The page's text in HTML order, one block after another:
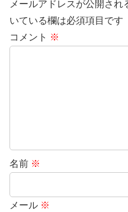
メールアドレスが公開され
いている欄は必須項目です
コメント ※
名前 ※
メール ※